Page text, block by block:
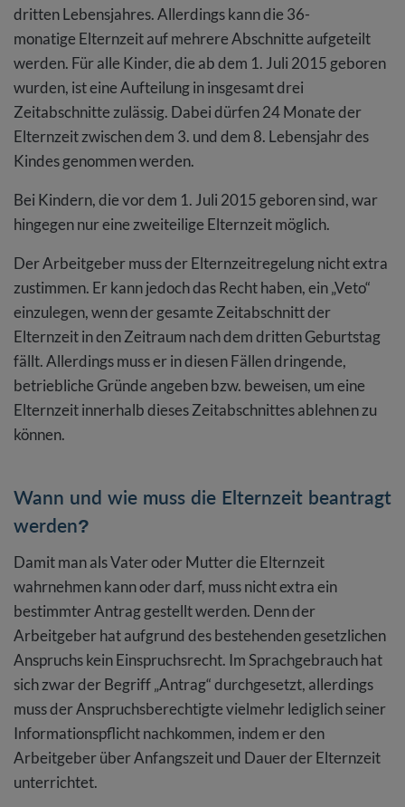
dritten Lebensjahres. Allerdings kann die 36-
monatige Elternzeit auf mehrere Abschnitte aufgeteilt
werden. Für alle Kinder, die ab dem 1. Juli 2015 geboren
wurden, ist eine Aufteilung in insgesamt drei
Zeitabschnitte zulässig. Dabei dürfen 24 Monate der
Elternzeit zwischen dem 3. und dem 8. Lebensjahr des
Kindes genommen werden.
Bei Kindern, die vor dem 1. Juli 2015 geboren sind, war
hingegen nur eine zweiteilige Elternzeit möglich.
Der Arbeitgeber muss der Elternzeitregelung nicht extra
zustimmen. Er kann jedoch das Recht haben, ein „Veto“
einzulegen, wenn der gesamte Zeitabschnitt der
Elternzeit in den Zeitraum nach dem dritten Geburtstag
fällt. Allerdings muss er in diesen Fällen dringende,
betriebliche Gründe angeben bzw. beweisen, um eine
Elternzeit innerhalb dieses Zeitabschnittes ablehnen zu
können.
Wann und wie muss die Elternzeit beantragt
werden?
Damit man als Vater oder Mutter die Elternzeit
wahrnehmen kann oder darf, muss nicht extra ein
bestimmter Antrag gestellt werden. Denn der
Arbeitgeber hat aufgrund des bestehenden gesetzlichen
Anspruchs kein Einspruchsrecht. Im Sprachgebrauch hat
sich zwar der Begriff „Antrag“ durchgesetzt, allerdings
muss der Anspruchsberechtigte vielmehr lediglich seiner
Informationspflicht nachkommen, indem er den
Arbeitgeber über Anfangszeit und Dauer der Elternzeit
unterrichtet.